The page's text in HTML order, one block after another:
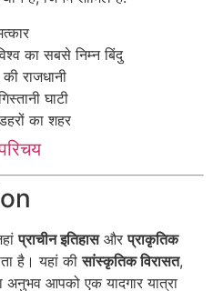
का सबसे निम्न बिंदु
राजधानी
घाटी
का शहर
प्राचीन इतिहासऔरप्राकृतिक
है। यहां कीसांस्कृतिक विरासत,
आपको एक यादगार यात्रा